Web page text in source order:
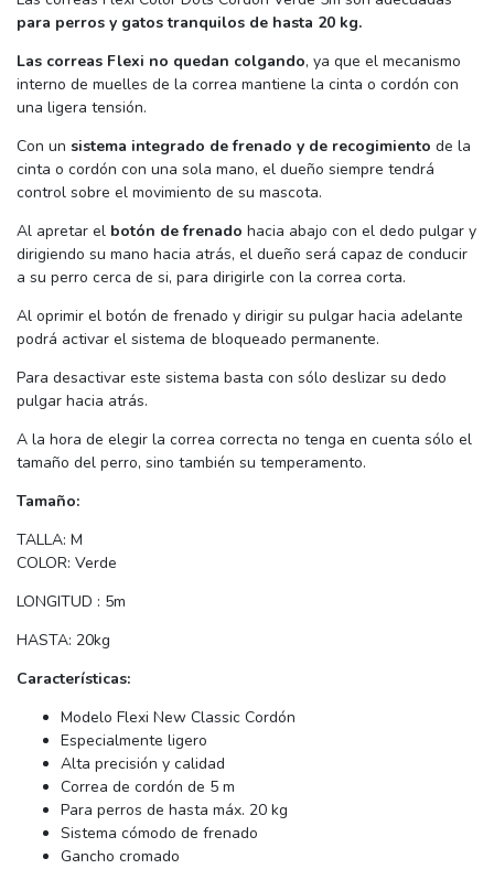
para perros y gatos tranquilos de hasta 20 kg.
Las correas Flexi no quedan colgando, ya que el mecanismo
interno de muelles de la correa mantiene la cinta o cordón con
una ligera tensión.
Con un sistema integrado de frenado y de recogimiento de la
cinta o cordón con una sola mano, el dueño siempre tendrá
control sobre el movimiento de su mascota.
Al apretar el botón de frenado hacia abajo con el dedo pulgar y
dirigiendo su mano hacia atrás, el dueño será capaz de conducir
a su perro cerca de si, para dirigirle con la correa corta.
Al oprimir el botón de frenado y dirigir su pulgar hacia adelante
podrá activar el sistema de bloqueado permanente.
Para desactivar este sistema basta con sólo deslizar su dedo
pulgar hacia atrás.
A la hora de elegir la correa correcta no tenga en cuenta sólo el
tamaño del perro, sino también su temperamento.
Tamaño:
TALLA: M
COLOR: Verde
LONGITUD : 5m
HASTA: 20kg
Características:
Modelo Flexi New Classic Cordón
Especialmente ligero
Alta precisión y calidad
Correa de cordón de 5 m
Para perros de hasta máx. 20 kg
Sistema cómodo de frenado
Gancho cromado